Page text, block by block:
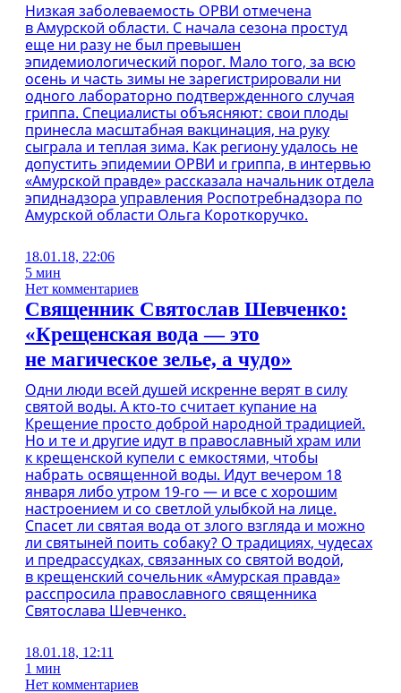
Низкая заболеваемость ОРВИ отмечена
в Амурской области. С начала сезона простуд
еще ни разу не был превышен
эпидемиологический порог. Мало того, за всю
осень и часть зимы не зарегистрировали ни
одного лабораторно подтвержденного случая
гриппа. Специалисты объясняют: свои плоды
принесла масштабная вакцинация, на руку
сыграла и теплая зима. Как региону удалось не
допустить эпидемии ОРВИ и гриппа, в интервью
«Амурской правде» рассказала начальник отдела
эпиднадзора управления Роспотребнадзора по
Амурской области Ольга Короткоручко.
18.01.18, 22:06
5 мин
Нет комментариев
Священник Святослав Шевченко:
«Крещенская вода — это
не магическое зелье, а чудо»
Одни люди всей душей искренне верят в силу
святой воды. А кто‑то считает купание на
Крещение просто доброй народной традицией.
Но и те и другие идут в православный храм или
к крещенской купели с емкостями, чтобы
набрать освященной воды. Идут вечером 18
января либо утром 19‑го — и все с хорошим
настроением и со светлой улыбкой на лице.
Спасет ли святая вода от злого взгляда и можно
ли святыней поить собаку? О традициях, чудесах
и предрассудках, связанных со святой водой,
в крещенский сочельник «Амурская правда»
расспросила православного священника
Святослава Шевченко.
18.01.18, 12:11
1 мин
Нет комментариев